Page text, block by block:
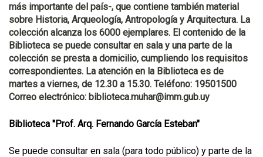
más importante del país-, que contiene también material
sobre Historia, Arqueología, Antropología y Arquitectura. La
colección alcanza los 6000 ejemplares. El contenido de la
Biblioteca se puede consultar en sala y una parte de la
colección se presta a domicilio, cumpliendo los requisitos
correspondientes. La atención en la Biblioteca es de
martes a viernes, de 12.30 a 15.30. Teléfono: 19501500
Correo electrónico: biblioteca.muhar@imm.gub.uy
Biblioteca "Prof. Arq. Fernando García Esteban"
Se puede consultar en sala (para todo público) y parte de la